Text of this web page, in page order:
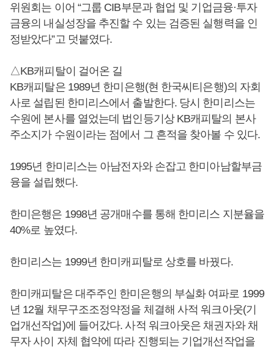
위원회는 이어 “그룹 CIB부문과 협업 및 기업금융·투자
금융의 내실성장을 추진할 수 있는 검증된 실행력을 인
정받았다”고 덧붙였다.
△KB캐피탈이 걸어온 길
KB캐피탈은 1989년 한미은행(현 한국씨티은행)의 자회
사로 설립된 한미리스에서 출발한다. 당시 한미리스는
수원에 본사를 열었는데 법인등기상 KB캐피탈의 본사
주소지가 수원이라는 점에서 그 흔적을 찾아볼 수 있다.
1995년 한미리스는 아남전자와 손잡고 한미아남할부금
융을 설립했다.
한미은행은 1998년 공개매수를 통해 한미리스 지분율을
40%로 높였다.
한미리스는 1999년 한미캐피탈로 상호를 바꿨다.
한미캐피탈은 대주주인 한미은행의 부실화 여파로 1999
년 12월 채무구조조정약정을 체결해 사적 워크아웃(기
업개선작업)에 들어갔다. 사적 워크아웃은 채권자와 채
무자 사이 자체 협약에 따라 진행되는 기업개선작업을